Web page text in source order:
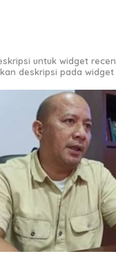
untuk widget
deskripsi pada widget